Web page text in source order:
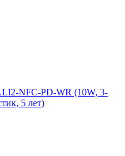
NFC-PD-WR (10W, 3-
5 лет)